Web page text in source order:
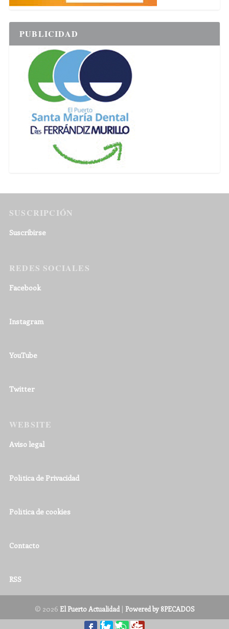
PUBLICIDAD
SUSCRIPCIÓN
Suscribirse
REDES SOCIALES
Facebook
Instagram
YouTube
Twitter
WEBSITE
Aviso legal
Política de Privacidad
Política de cookies
Contacto
RSS
© 2026 El Puerto Actualidad| Powered by 8PECADOS